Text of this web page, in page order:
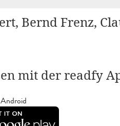
Bernd Frenz,
mit der readfy
Android